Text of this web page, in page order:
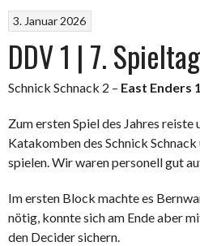
3. Januar 2026
DDV 1 | 7.
Schnick Schnack 2 – East Enders 1
Zum ersten Spiel des Jahres reiste
Katakomben des Schnick
spielen. Wir waren personell gut
Im ersten Block machte es
nötig, konnte sich am Ende aber
den Decider sichern.